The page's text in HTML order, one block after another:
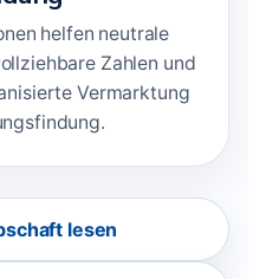
helfen neutrale
Zahlen und
Vermarktung
lesen